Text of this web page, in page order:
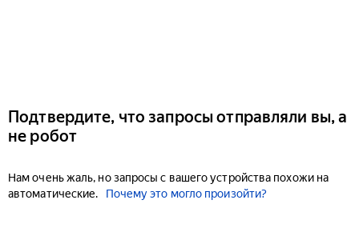
Подтвердите, что запросы отправляли вы, а
не робот
Нам очень жаль, но запросы с вашего устройства похожи на
автоматические.
Почему это могло произойти?